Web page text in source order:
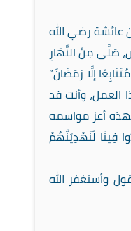
عائشة رضي الله
صَلَّى مِنَ النَّهَارِ
إلَّا رَمَضَانَ”
العمل، وأنت قد
أعز مواسمه
فِينَا لَنَهْدِيَنَّهُمْ
وأستغفر الله